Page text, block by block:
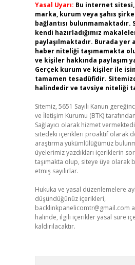
Yasal Uyarı: Bu internet
marka, kurum veya şahıs
bağlantısı bulunmamaktadır.
kendi hazırladığımız
paylaşılmaktadır. Burada
haber niteliği taşımamakta
ve kişiler hakkında paylaşım
Gerçek kurum ve kişiler ile
tamamen tesadüfidir.
halindedir ve tavsiye niteliği
Sitemiz, 5651 Sayılı Kanun
ve İletişim Kurumu (BTK)
Sağlayıcı olarak hizmet
sitedeki içerikleri proaktif olarak
araştırma yükümlülüğümüz
üyelerimiz yazdıkları içeriklerin
taşımakta olup, siteye üye olarak
etmiş sayılırlar.
Hukuka ve yasal düzenlemelere
düşündüğünüz içerikleri,
backlinkpanelicomtr@gmail.com
halinde, ilgili içerikler yasal süre
kaldırılacaktır.